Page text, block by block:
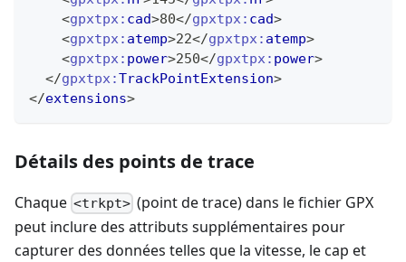
<gpxtpx: cad>80</gpxtpx: cad>
<gpxtpx: atemp>22</gpxtpx: atemp>
<gpxtpx: power>250</gpxtpx: power>
</gpxtpx:TrackPointExtension>
</extensions>
Détails des points de trace
Chaque <trkpt> (point de trace) dans le fichier GPX
peut inclure des attributs supplémentaires pour
capturer des données telles que la vitesse, le cap et